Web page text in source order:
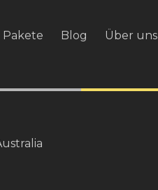
Pakete Blog Über uns